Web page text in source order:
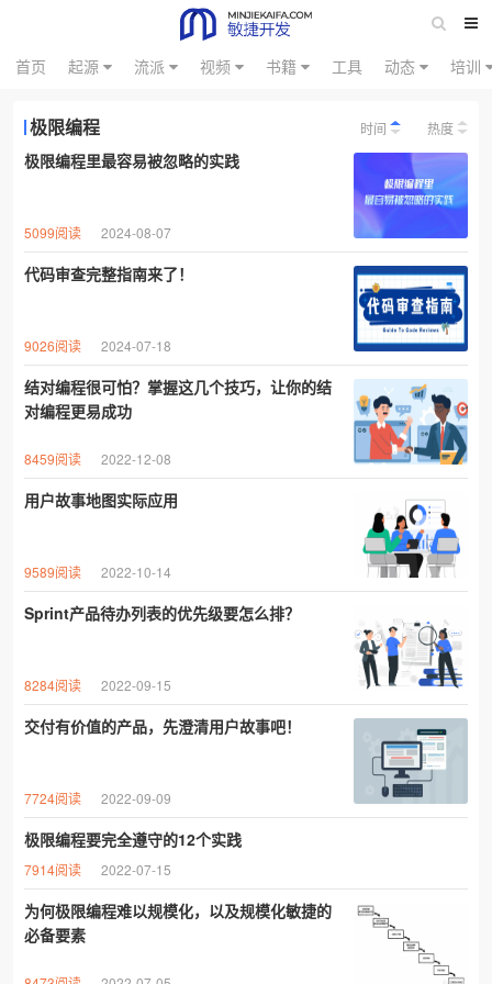
首页 起源 流派 视频 书籍 工具 动态 培训
极限编程 时间 热度
极限编程里最容易被忽略的实践
5099阅读 2024-08-07
代码审查完整指南来了！
9026阅读 2024-07-18
结对编程很可怕？掌握这几个技巧，让你的结
对编程更易成功
8459阅读 2022-12-08
用户故事地图实际应用
9589阅读 2022-10-14
Sprint产品待办列表的优先级要怎么排？
8284阅读 2022-09-15
交付有价值的产品，先澄清用户故事吧！
7724阅读 2022-09-09
极限编程要完全遵守的12个实践
7914阅读 2022-07-15
为何极限编程难以规模化，以及规模化敏捷的
必备要素